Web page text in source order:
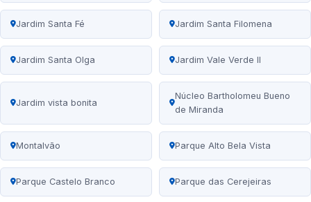
Jardim Santa Fé Jardim Santa Filomena
Jardim Santa Olga Jardim Vale Verde II
Jardim vista bonita
Núcleo Bartholomeu Bueno
de Miranda
Montalvão Parque Alto Bela Vista
Parque Castelo Branco Parque das Cerejeiras